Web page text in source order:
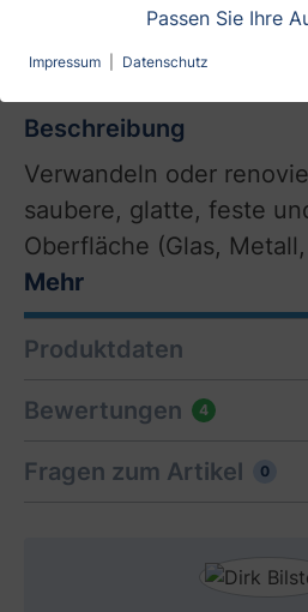
Beschreibung
Verwandeln oder
saubere, glatte, feste
Oberfläche (Glas,
Mehr
Produktdaten
Bewertungen 4
Fragen zum Artikel 0
Passen Sie Ihre
Impressum Datenschutz